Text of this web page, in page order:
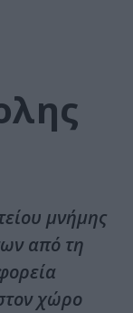
μνήμης
από τη
χώρο